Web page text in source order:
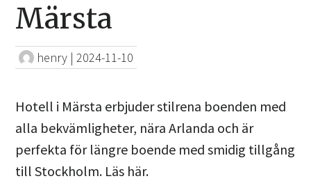
Märsta
henry |2024-11-10
Hotell i Märsta erbjuder stilrena boenden med
alla bekvämligheter, nära Arlanda och är
perfekta för längre boende med smidig tillgång
till Stockholm. Läs här.